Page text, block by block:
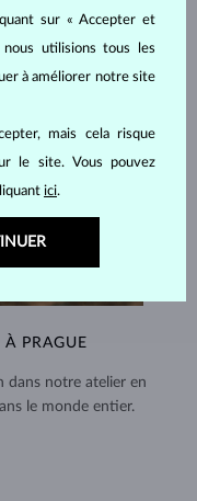
PRAGUE
dans notre atelier en
le monde entier.
sur « Accepter et
utilisions tous les
à améliorer notre site
mais cela risque
le site. Vous pouvez
ici.